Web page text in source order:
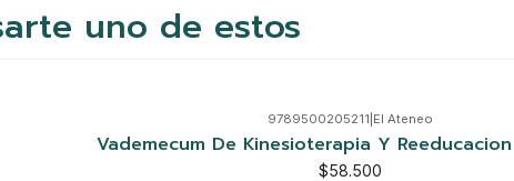
uno de estos
9789500205211 El Ateneo
Vademecum De Kinesioterapia Y
$58.500